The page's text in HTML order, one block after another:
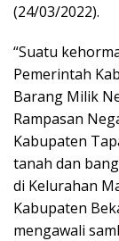
(24/03/2022).
“Suatu
Pemerintah
Barang Milik
Rampasan
Kabupaten
tanah dan
di Kelurahan
Kabupaten
mengawali